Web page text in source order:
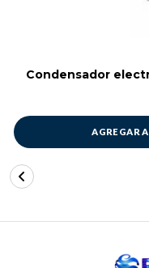
Condensador
AGREGAR